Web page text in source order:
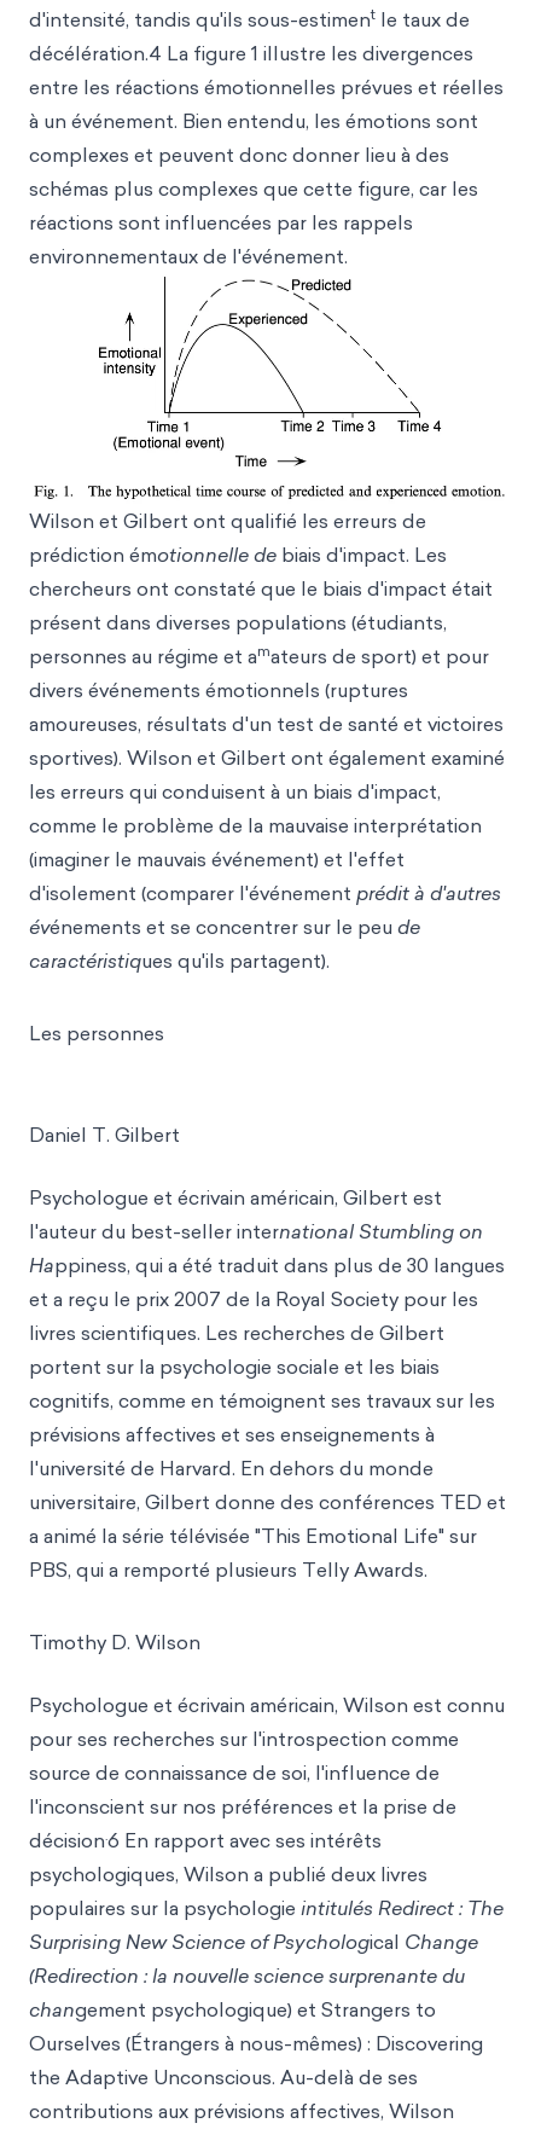
d'intensité, tandis qu'ils sous-estiment le taux de
décélération.4 La figure 1 illustre les divergences
entre les réactions émotionnelles prévues et réelles
à un événement. Bien entendu, les émotions sont
complexes et peuvent donc donner lieu à des
schémas plus complexes que cette figure, car les
réactions sont influencées par les rappels
environnementaux de l'événement.
Wilson et Gilbert ont qualifié les erreurs de
prédiction émotionnelle de biais d'impact. Les
chercheurs ont constaté que le biais d'impact était
présent dans diverses populations (étudiants,
personnes au régime et amateurs de sport) et pour
divers événements émotionnels (ruptures
amoureuses, résultats d'un test de santé et victoires
sportives). Wilson et Gilbert ont également examiné
les erreurs qui conduisent à un biais d'impact,
comme le problème de la mauvaise interprétation
(imaginer le mauvais événement) et l'effet
d'isolement (comparer l'événement prédit à d'autres
événements et se concentrer sur le peu de
caractéristiques qu'ils partagent).
Les personnes
Daniel T. Gilbert
Psychologue et écrivain américain, Gilbert est
l'auteur du best-seller international Stumbling on
Happiness, qui a été traduit dans plus de 30 langues
et a reçu le prix 2007 de la Royal Society pour les
livres scientifiques. Les recherches de Gilbert
portent sur la psychologie sociale et les biais
cognitifs, comme en témoignent ses travaux sur les
prévisions affectives et ses enseignements à
l'université de Harvard. En dehors du monde
universitaire, Gilbert donne des conférences TED et
a animé la série télévisée "This Emotional Life" sur
PBS, qui a remporté plusieurs Telly Awards.
Timothy D. Wilson
Psychologue et écrivain américain, Wilson est connu
pour ses recherches sur l'introspection comme
source de connaissance de soi, l'influence de
l'inconscient sur nos préférences et la prise de
décision.6 En rapport avec ses intérêts
psychologiques, Wilson a publié deux livres
populaires sur la psychologie intitulés Redirect : The
Surprising New Science of Psychological Change
(Redirection : la nouvelle science surprenante du
changement psychologique) et Strangers to
Ourselves (Étrangers à nous-mêmes) : Discovering
the Adaptive Unconscious. Au-delà de ses
contributions aux prévisions affectives, Wilson